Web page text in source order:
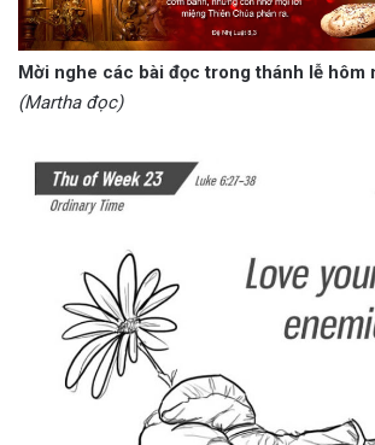
Mời nghe các bài đọc trong thánh lễ hôm
(Martha đọc)